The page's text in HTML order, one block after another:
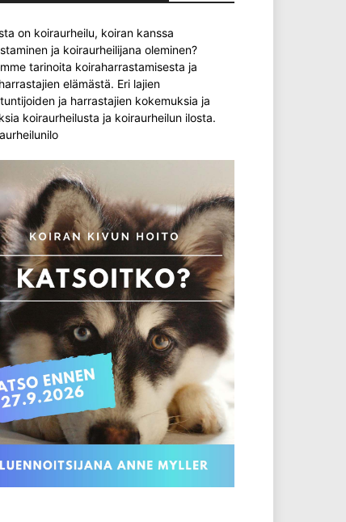
on koiraurheilu, koiran kanssa
ja koiraurheilijana oleminen?
tarinoita koiraharrastamisesta ja
elämästä. Eri lajien
ja harrastajien kokemuksia ja
koiraurheilusta ja koiraurheilun ilosta.